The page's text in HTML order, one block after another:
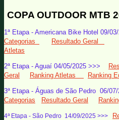
COPA OUTDOOR MTB
1ª Etapa - Americana Bike Hotel 09/
Categorias
Resultado Geral
Atletas
2ª Etapa - Aguaí 04/05/2025 >>>
Geral
Ranking Atletas Ranking
3ª Etapa - Águas de São Pedro 06/
Categorias
Resultado Geral
4ª Etapa - São Pedro 14/09/2025 >>>